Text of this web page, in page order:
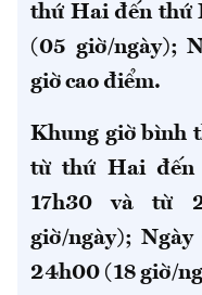
thứ Hai đến thứ
(05 giờ/ngày);
giờ cao điểm.
Khung giờ bình
từ thứ Hai đến
17h30 và từ
giờ/ngày);
24h00 (18 giờ/